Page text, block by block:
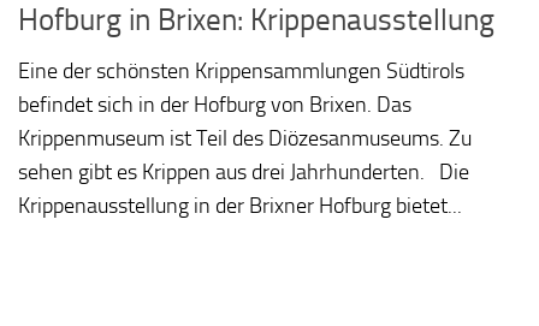
Hofburg in Brixen: Krippenausstellung
Eine der schönsten Krippensammlungen Südtirols
befindet sich in der Hofburg von Brixen. Das
Krippenmuseum ist Teil des Diözesanmuseums. Zu
sehen gibt es Krippen aus drei Jahrhunderten. Die
Krippenausstellung in der Brixner Hofburg bietet...